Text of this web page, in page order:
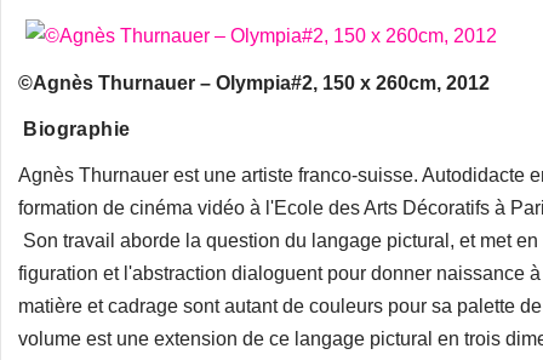
©Agnès Thurnauer – Olympia#2, 150 x 260cm, 2012
Biographie
Agnès Thurnauer est une artiste franco-suisse. Autodidacte
formation de cinéma vidéo à l'Ecole des Arts Décoratifs à
Son travail aborde la question du langage pictural, et met
figuration et l'abstraction dialoguent pour donner naissance
matière et cadrage sont autant de couleurs pour sa palette
volume est une extension de ce langage pictural en trois